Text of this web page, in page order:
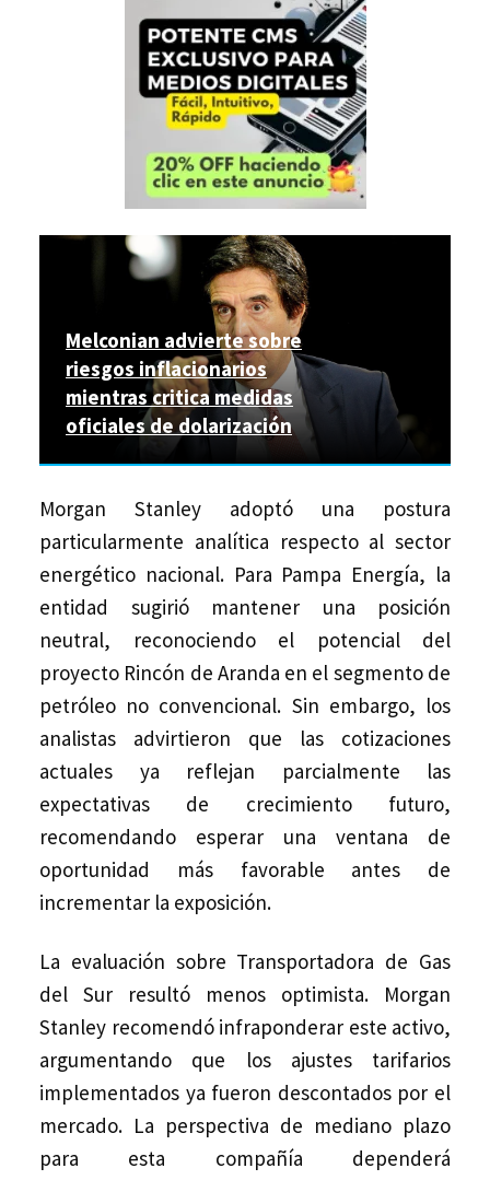
Melconian advierte sobre
riesgos inflacionarios
mientras critica medidas
oficiales de dolarización
Morgan Stanley adoptó una postura
particularmente analítica respecto al sector
energético nacional. Para Pampa Energía, la
entidad sugirió mantener una posición
neutral, reconociendo el potencial del
proyecto Rincón de Aranda en el segmento de
petróleo no convencional. Sin embargo, los
analistas advirtieron que las cotizaciones
actuales ya reflejan parcialmente las
expectativas de crecimiento futuro,
recomendando esperar una ventana de
oportunidad más favorable antes de
incrementar la exposición.
La evaluación sobre Transportadora de Gas
del Sur resultó menos optimista. Morgan
Stanley recomendó infraponderar este activo,
argumentando que los ajustes tarifarios
implementados ya fueron descontados por el
mercado. La perspectiva de mediano plazo
para esta compañía dependerá